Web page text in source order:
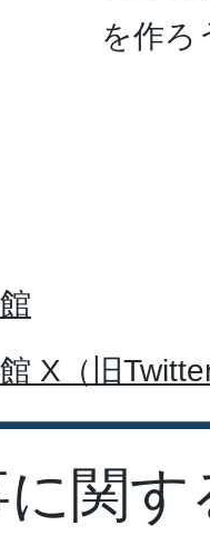
を作ろ
X（旧
関